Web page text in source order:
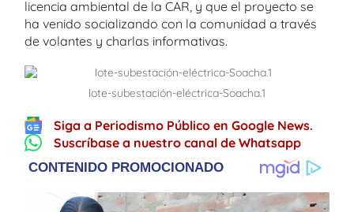
licencia ambiental de la CAR, y que el proyecto se
ha venido socializando con la comunidad a través
de volantes y charlas informativas.
lote-subestación-eléctrica-Soacha.1
Siga a Periodismo Público en Google News.
Suscríbase a nuestro canal de Whatsapp